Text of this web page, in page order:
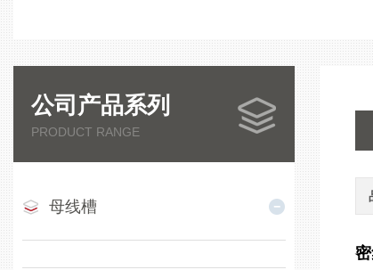
公司产品系列
PRODUCT RANGE
母线槽